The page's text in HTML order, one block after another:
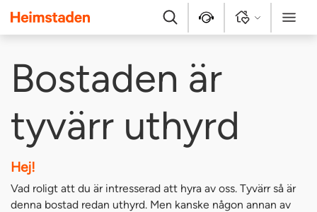
Heimstaden
Sök Kontakt Logga in Meny
Bostaden är
tyvärr uthyrd
Hej!
Vad roligt att du är intresserad att hyra av oss. Tyvärr så är
denna bostad redan uthyrd. Men kanske någon annan av